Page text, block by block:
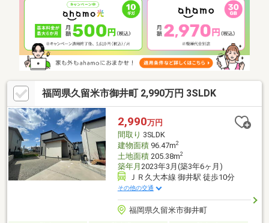
自分好みにカスタマイズもできてこの支払額は魅力的ではないで
しょうか。頭金・自己資金ゼロでも購入可能です。
福岡県久留米市御井町 2,990万円 3SLDK
2,990万円
間取り 3SLDK
建物面積96.47m2
土地面積205.38m2
築年月 2023年3月(築3年6ヶ月)
ＪＲ久大本線 御井駅 徒歩10分
その他の交通
福岡県久留米市御井町